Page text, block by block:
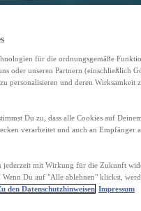
für die ordnungsgemäße
oder unseren Partnern (einschließlich
personalisieren und deren Wirksamkeit
Du zu, dass alle Cookies auf
verarbeitet und auch an Empfänger
mit Wirkung für die Zukunft
Du auf "Alle ablehnen" klickst,
den Datenschutzhinweisen Impressum